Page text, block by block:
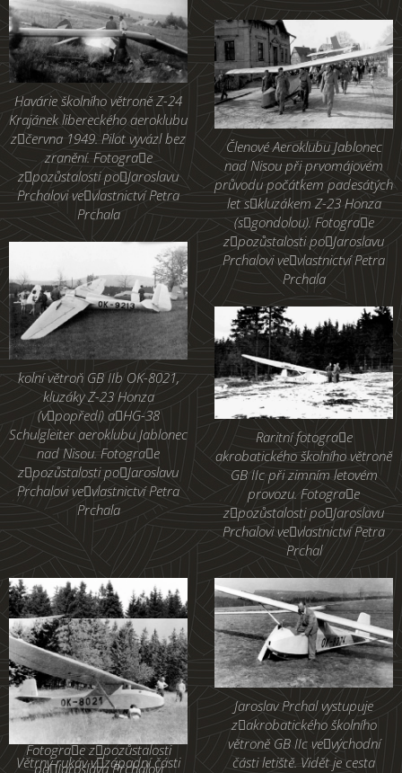
Havárie školního větroně Z-24
Krajánek libereckého aeroklubu
zčervna 1949. Pilot vyvázl bez
zranění. Fotograe
zpozůstalosti poJaroslavu
Prchalovi vevlastnictví Petra
Prchala
Členové Aeroklubu Jablonec
nad Nisou při prvomájovém
průvodu počátkem padesátých
let skluzákem Z-23 Honza
(sgondolou). Fotograe
zpozůstalosti poJaroslavu
Prchalovi vevlastnictví Petra
Prchala
kolní větroň GB IIb OK-8021,
kluzáky Z-23 Honza
(vpopředí) aHG-38
Schulgleiter aeroklubu Jablonec
nad Nisou. Fotograe
zpozůstalosti poJaroslavu
Prchalovi vevlastnictví Petra
Prchala
Raritní fotograe
akrobatického školního větroně
GB IIc při zimním letovém
provozu. Fotograe
zpozůstalosti poJaroslavu
Prchalovi vevlastnictví Petra
Prchal
Školní větroň GB IIb OK-8002
naseverní straně letiště.
Fotograe zpozůstalosti
poJaroslavu Prchalovi
Jaroslav Prchal vystupuje
zakrobatického školního
větroně GB IIc vevýchodní
části letiště. Vidět je cesta
Větrný rukáv vzápadní části